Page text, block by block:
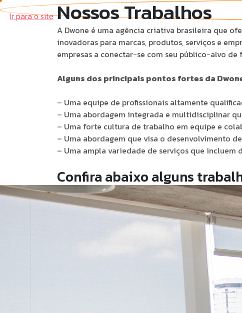
Ir para o site Nossos Trabalhos
A Dwone é uma agência criativa brasileira que
inovadoras para marcas, produtos, serviços e
empresas a conectar-se com seu público-alvo de
Alguns dos principais pontos fortes da
– Uma equipe de profissionais altamente
– Uma abordagem integrada e multidisciplinar
– Uma forte cultura de trabalho em equipe e
– Uma abordagem que visa o desenvolvimento
– Uma ampla variedade de serviços que
Confira abaixo alguns